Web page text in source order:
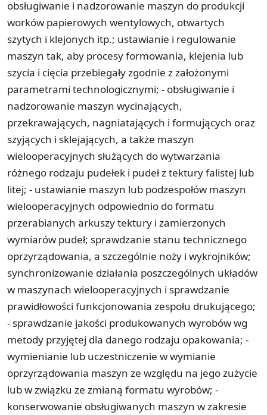
obsługiwanie i nadzorowanie maszyn do produkcji
worków papierowych wentylowych, otwartych
szytych i klejonych itp.; ustawianie i regulowanie
maszyn tak, aby procesy formowania, klejenia lub
szycia i cięcia przebiegały zgodnie z założonymi
parametrami technologicznymi; - obsługiwanie i
nadzorowanie maszyn wycinających,
przekrawających, nagniatających i formujących oraz
szyjących i sklejających, a także maszyn
wielooperacyjnych służących do wytwarzania
różnego rodzaju pudełek i pudeł z tektury falistej lub
litej; - ustawianie maszyn lub podzespołów maszyn
wielooperacyjnych odpowiednio do formatu
przerabianych arkuszy tektury i zamierzonych
wymiarów pudeł; sprawdzanie stanu technicznego
oprzyrządowania, a szczególnie noży i wykrojników;
synchronizowanie działania poszczególnych układów
w maszynach wielooperacyjnych i sprawdzanie
prawidłowości funkcjonowania zespołu drukującego;
- sprawdzanie jakości produkowanych wyrobów wg
metody przyjętej dla danego rodzaju opakowania; -
wymienianie lub uczestniczenie w wymianie
oprzyrządowania maszyn ze względu na jego zużycie
lub w związku ze zmianą formatu wyrobów; -
konserwowanie obsługiwanych maszyn w zakresie